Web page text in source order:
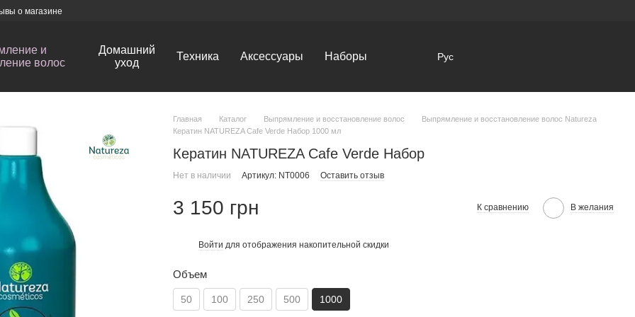
о магазине
и
волос
Домашний
уход
Техника Аксессуары Наборы Рус
Главная Каталог Выпрямление и восстановление волос
Выпрямление и восстановление волос Natureza
Кератин NATUREZA Cafe Verde Набор 1000 мл
Кератин NATUREZA Cafe Verde Набор
Нет в наличии Артикул: NT0006 Оставить отзыв
3 150 грн К сравнению В желания
Войти для отображения накопительной скидки
Объем
50 100 250 500 1000